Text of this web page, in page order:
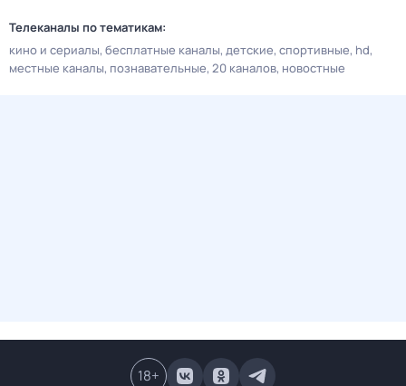
Телеканалы по тематикам:
кино и сериалы бесплатные каналы детские спортивные hd
местные каналы познавательные 20 каналов новостные
18+